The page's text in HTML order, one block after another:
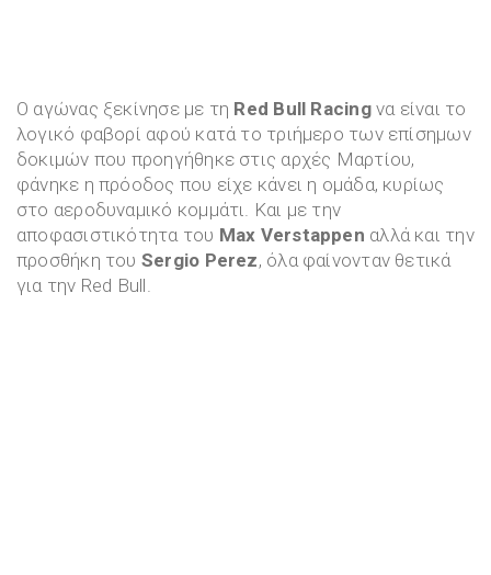
Ο αγώνας ξεκίνησε με τη Red Bull Racingνα είναι το
λογικό φαβορί αφού κατά το τριήμερο των επίσημων
δοκιμών που προηγήθηκε στις αρχές Μαρτίου,
φάνηκε η πρόοδος που είχε κάνει η ομάδα, κυρίως
στο αεροδυναμικό κομμάτι. Και με την
αποφασιστικότητα του Max Verstappen αλλά και την
προσθήκη του Sergio Perez, όλα φαίνονταν θετικά
για την Red Bull.